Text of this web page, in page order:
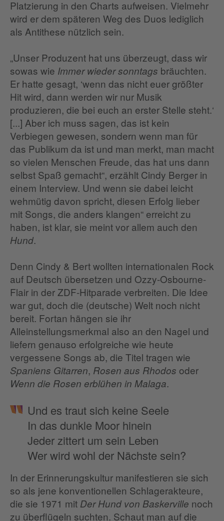
Platzierung in den Charts aufweisen. Vielmehr
wird er dem späteren Weg des Duos lediglich
als Antithese nützlich sein.
„Unser Produzent hat uns überzeugt, dass wir
sowas wie Immer wieder sonntags bräuchten.
Er hatte gesagt, ‘wenn das nicht euer größter
Hit wird, dann werden wir nur Musik
produzieren, die bei euch an erster Stelle steht.‘
[...] Aber ich muss sagen, das ist kein
Verbiegen gewesen, sondern wenn man für
das Publikum da ist und man merkt, man macht
so vielen Menschen Freude, das hat uns dann
selbst Spaß gemacht“, erzählt Cindy Berger in
einem Interview. Und wenn sie dabei leicht
wehmütig davon spricht, diesen Erfolg lieber
mit Songs, die anders klangen“ erreicht zu
haben, ist klar, sie meint vor allem auch den
Hund.
Denn Cindy & Bert wollten internationalen Rock
auf Deutsch übersetzen und Ozzy-Osbourne-
Flair in der ZDF-Hitparade verbreiten. Die Idee
war gut, doch die (deutsche) Welt noch nicht
bereit. Fortan hängen sie ihr
Alleinstellungsmerkmal also an den Nagel und
liefern genauso erfolgreiche wie heute
vergessene Songs ab, die Titel tragen wie
Spaniens Gitarren, Rosen aus Rhodos oder
Wenn die Rosen erblühen in Malaga.
Und es traut sich keine Seele
In das dunkle Moor hinein
Jeder zittert um sein Leben
Wer wird wohl der Nächste sein?
In der Erinnerungskultur manifestieren sie sich
so als jene konventionellen Schlagerakteure,
die sie 1971 mit Der Hund von Baskerville noch
zu überflügeln suchten. Schaut man auf die